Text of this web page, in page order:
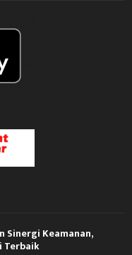
Sinergi Keamanan,
Terbaik